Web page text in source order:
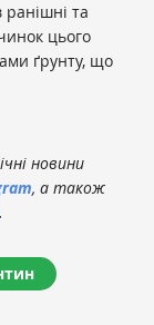
та
цього
ґрунту, що
новини
, а також
.